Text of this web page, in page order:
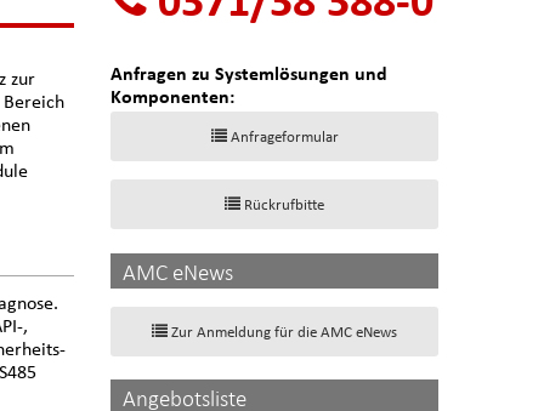
zur
Bereich
,
Anfragen zu Systemlösungen und
Komponenten:
Anfrageformular
Rückrufbitte
AMC eNews
Zur Anmeldung für die AMC eNews
Angebotsliste